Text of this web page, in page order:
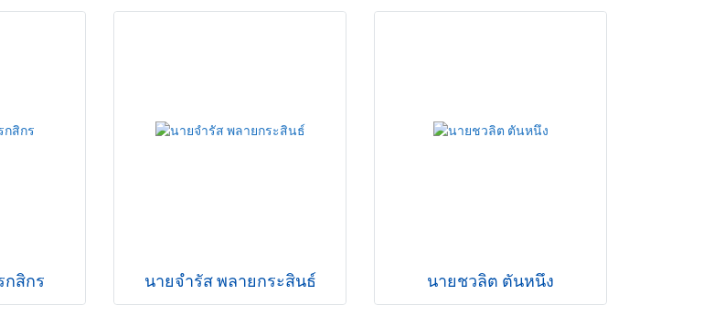
สิกร นายจำรัส พลายกระสินธ์ นายชวลิต ตันหนึง